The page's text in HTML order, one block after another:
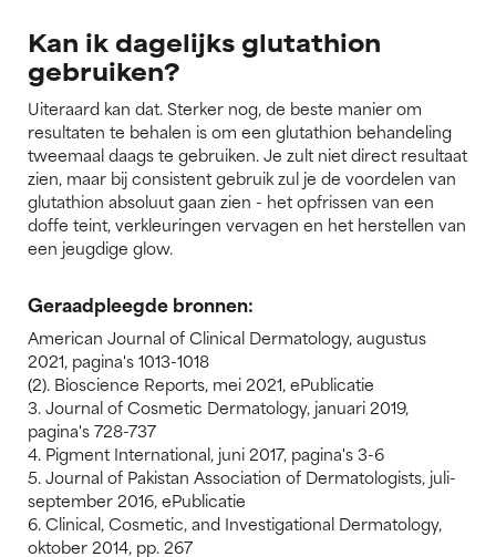
Kan ik dagelijks glutathion
gebruiken?
Uiteraard kan dat. Sterker nog, de beste manier om
resultaten te behalen is om een glutathion behandeling
tweemaal daags te gebruiken. Je zult niet direct resultaat
zien, maar bij consistent gebruik zul je de voordelen van
glutathion absoluut gaan zien - het opfrissen van een
doffe teint, verkleuringen vervagen en het herstellen van
een jeugdige glow.
Geraadpleegde bronnen:
American Journal of Clinical Dermatology, augustus
2021, pagina's 1013-1018
(2). Bioscience Reports, mei 2021, ePublicatie
3. Journal of Cosmetic Dermatology, januari 2019,
pagina's 728-737
4. Pigment International, juni 2017, pagina's 3-6
5. Journal of Pakistan Association of Dermatologists, juli-
september 2016, ePublicatie
6. Clinical, Cosmetic, and Investigational Dermatology,
oktober 2014, pp. 267